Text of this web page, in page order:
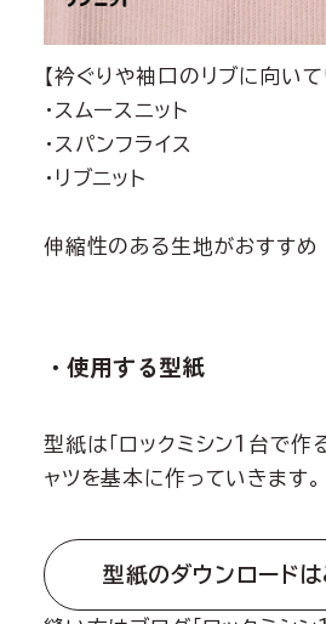
【衿ぐりや袖口のリブに向いて
・スムースニット
・スパンフライス
・リブニット
伸縮性のある生地がおすすめ
・使用する型紙
型紙は「ロックミシン1台で作
ャツを基本に作っていきます。
型紙のダウンロードは